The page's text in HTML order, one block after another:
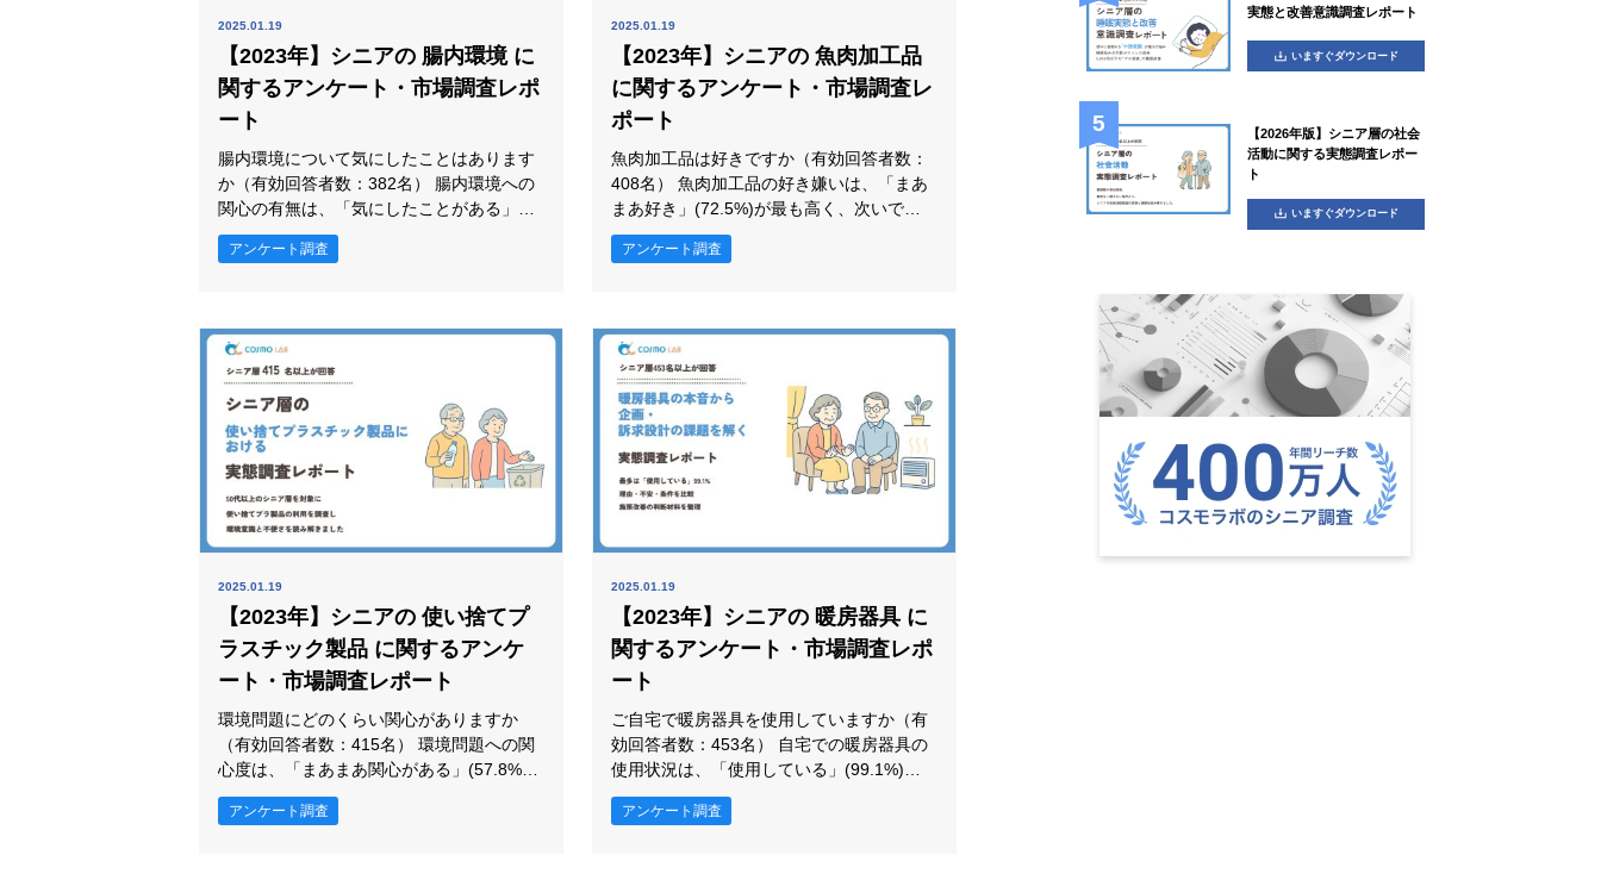
2025.01.19
【2023年】シニアの 腸内環境 に
関するアンケート・市場調査レポ
ート
腸内環境について気にしたことはあります
か（有効回答者数：382名） 腸内環境への
関心の有無は、「気にしたことがある」
(82.7%)が最も高く、次いで「気にしたこ
とがない」(17.3%)が続きました。 腸内環
っています。この結果から、シニア層の行
動や意識を捉えるうえで重要な判断軸が見
えてきます。 腸内環境に関して、以下
アンケート調査
2025.01.19
【2023年】シニアの 魚肉加工品
に関するアンケート・市場調査レ
ポート
魚肉加工品は好きですか（有効回答者数：
408名） 魚肉加工品の好き嫌いは、「まあ
まあ好き」(72.5%)が最も高く、次いで
「非常に好き」(17.9%)、「あまり好きで
はない」(8.8%)、「全く好きではない」
く、回答の中心になっています。この結果
から、シニア層の行動や意識を捉えるうえ
で重要な判断軸が見えてきま
アンケート調査
2025.01.19
【2023年】シニアの 使い捨てプ
ラスチック製品 に関するアンケ
ート・市場調査レポート
環境問題にどのくらい関心がありますか
（有効回答者数：415名） 環境問題への関
心度は、「まあまあ関心がある」(57.8%)
が最も高く、次いで「非常に関心がある」
(32.0%)、「あまり関心がない」(9.4%)、
アンケート調査
2025.01.19
【2023年】シニアの 暖房器具 に
関するアンケート・市場調査レポ
ート
ご自宅で暖房器具を使用していますか（有
効回答者数：453名） 自宅での暖房器具の
使用状況は、「使用している」(99.1%)が
最も高く、次いで「使用していない」
(0.9%)が続きました。 自宅で「使用してい
アンケート調査
実態と改善意識調査レポート
いますぐダウンロード
【2026年版】シニア層の社会
活動に関する実態調査レポー
ト
いますぐダウンロード